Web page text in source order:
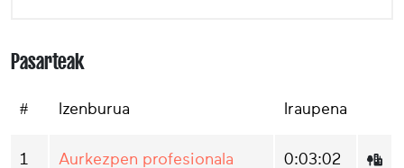
Pasarteak
# Izenburua Iraupena
1 Aurkezpen profesionala 0:03:02